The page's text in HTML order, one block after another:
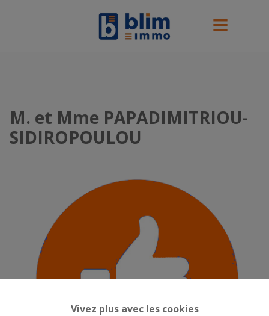
Vivez plus avec les cookies
M. et Mme PAPADIMITRIOU-
SIDIROPOULOU